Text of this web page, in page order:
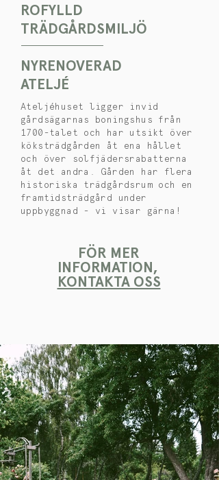
ROFYLLD
TRÄDGÅRDSMILJÖ
NYRENOVERAD
ATELJÉ
Ateljéhuset ligger invid
gårdsägarnas boningshus från
1700-talet och har utsikt över
köksträdgården åt ena hållet
och över solfjädersrabatterna
åt det andra. Gården har flera
historiska trädgårdsrum och en
framtidsträdgård under
uppbyggnad - vi visar gärna!
FÖR MER
INFORMATION,
KONTAKTA OSS